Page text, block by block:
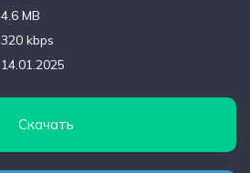
4.6 MB
320 kbps
14.01.2025
Скачать